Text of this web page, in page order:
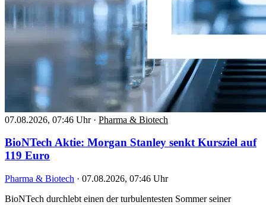
07.08.2026, 07:46 Uhr · Pharma & Biotech
BioNTech Aktie: Morgan Stanley senkt Kursziel auf
119 Euro
Pharma & Biotech · 07.08.2026, 07:46 Uhr
BioNTech durchlebt einen der turbulentesten Sommer seiner